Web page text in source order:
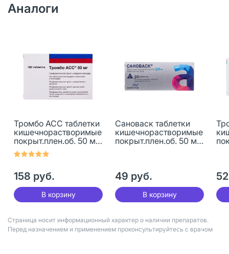
Аналоги
Тромбо АСС таблетки
кишечнорастворимые
покрыт.плен.об. 50 мг
100 шт
158 руб.
В корзину
Сановаск таблетки
кишечнорастворимые
покрыт.плен.об. 50 мг
49 руб.
В корзину
Страница носит информационный характер о наличии препаратов.
Перед назначением и применением проконсультируйтесь с врачом